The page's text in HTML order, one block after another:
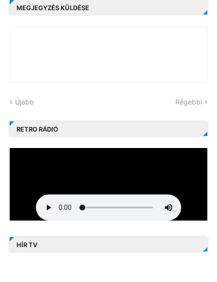
MEGJEGYZÉS KÜLDÉSE
Újabb Régebbi
RETRO RÁDIÓ
HÍR TV